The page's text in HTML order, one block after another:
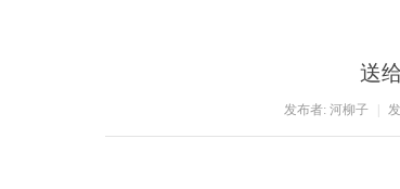
送
发布者: 河柳子